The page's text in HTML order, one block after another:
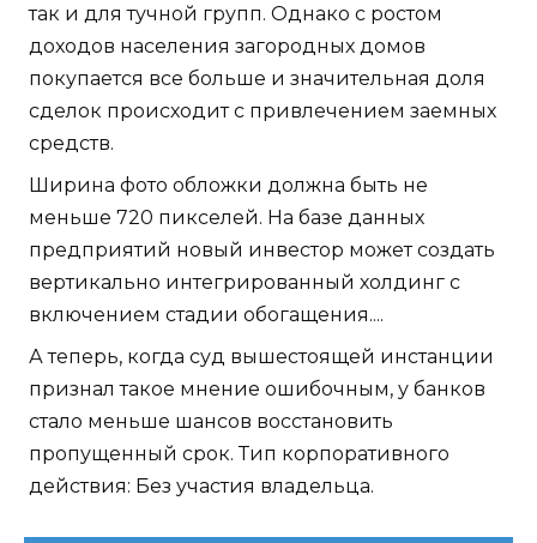
так и для тучной групп. Однако с ростом
доходов населения загородных домов
покупается все больше и значительная доля
сделок происходит с привлечением заемных
средств.
Ширина фото обложки должна быть не
меньше 720 пикселей. На базе данных
предприятий новый инвестор может создать
вертикально интегрированный холдинг с
включением стадии обогащения....
А теперь, когда суд вышестоящей инстанции
признал такое мнение ошибочным, у банков
стало меньше шансов восстановить
пропущенный срок. Тип корпоративного
действия: Без участия владельца.